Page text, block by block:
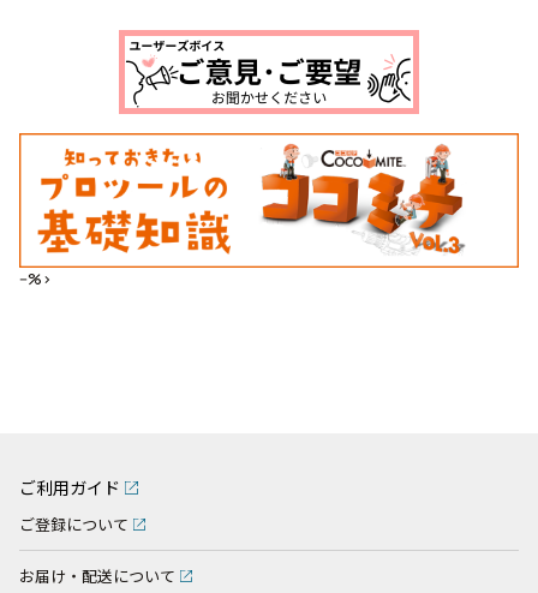
--%>
ご利用ガイド
ご登録について
お届け・配送について